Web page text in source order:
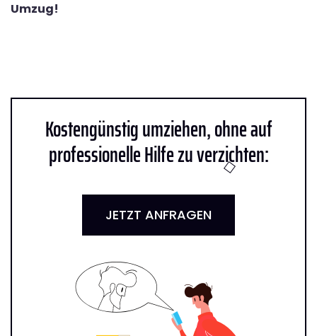
Umzug!
Kostengünstig umziehen, ohne auf
professionelle Hilfe zu verzichten:
JETZT ANFRAGEN